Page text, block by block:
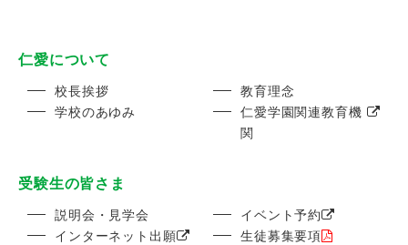
仁愛について
校長挨拶
教育理念
学校のあゆみ
仁愛学園関連教育機
関
受験生の皆さま
説明会・見学会
イベント予約
インターネット出願
生徒募集要項